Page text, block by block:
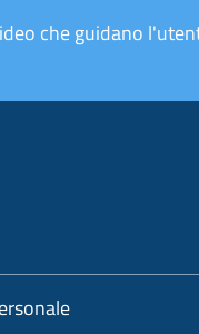
che guidano